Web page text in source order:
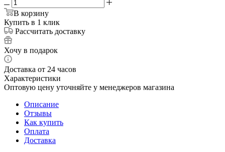
В корзину
Купить в 1 клик
Рассчитать доставку
Хочу в подарок
Доставка от 24 часов
Характеристики
Оптовую цену уточняйте у менеджеров магазина
Описание
Отзывы
Как купить
Оплата
Доставка